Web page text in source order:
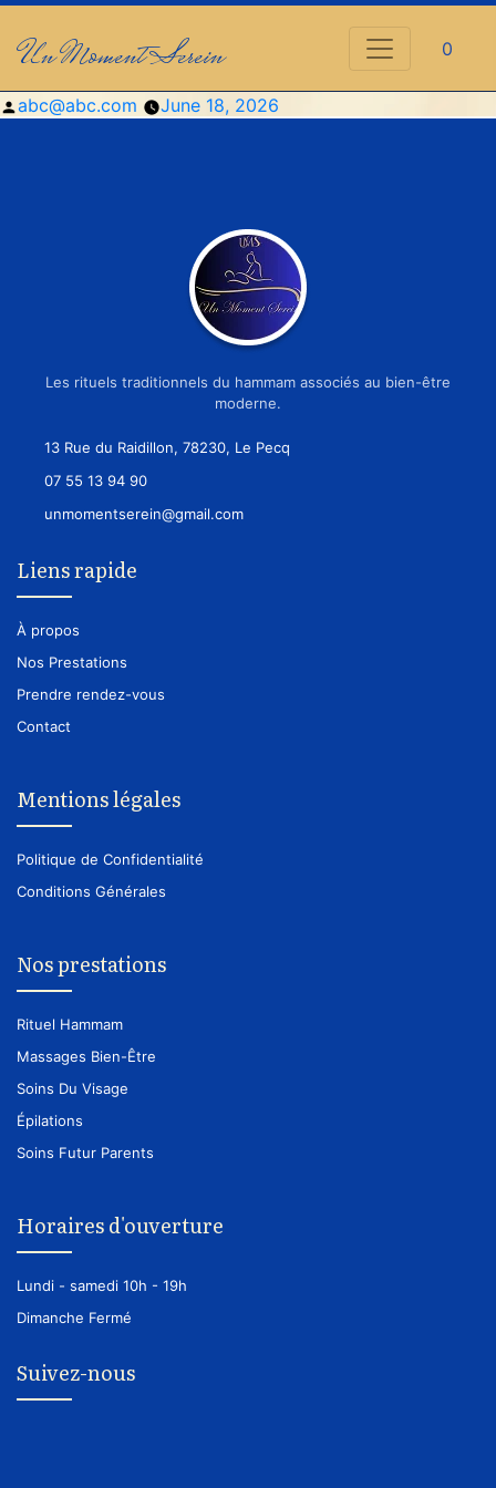
Un Moment Serein 0
Posted
abc@abc.com June 18, 2026
Les rituels traditionnels du hammam associés au bien-être
moderne.
13 Rue du Raidillon, 78230, Le Pecq
07 55 13 94 90
unmomentserein@gmail.com
Liens rapide
À propos
Nos Prestations
Prendre rendez-vous
Contact
Mentions légales
Politique de Confidentialité
Conditions Générales
Nos prestations
Rituel Hammam
Massages Bien-Être
Soins Du Visage
Épilations
Soins Futur Parents
Horaires d'ouverture
Lundi - samedi 10h - 19h
Dimanche Fermé
Suivez-nous